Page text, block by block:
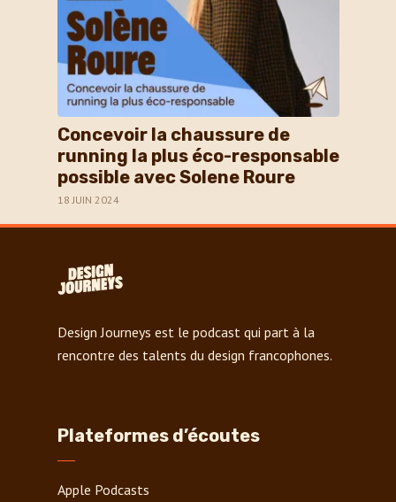
Concevoir la chaussure de
running la plus éco-responsable
possible avec Solene Roure
18 JUIN 2024
Design Journeys est le podcast qui part à la
rencontre des talents du design francophones.
Plateformes d’écoutes
Apple Podcasts